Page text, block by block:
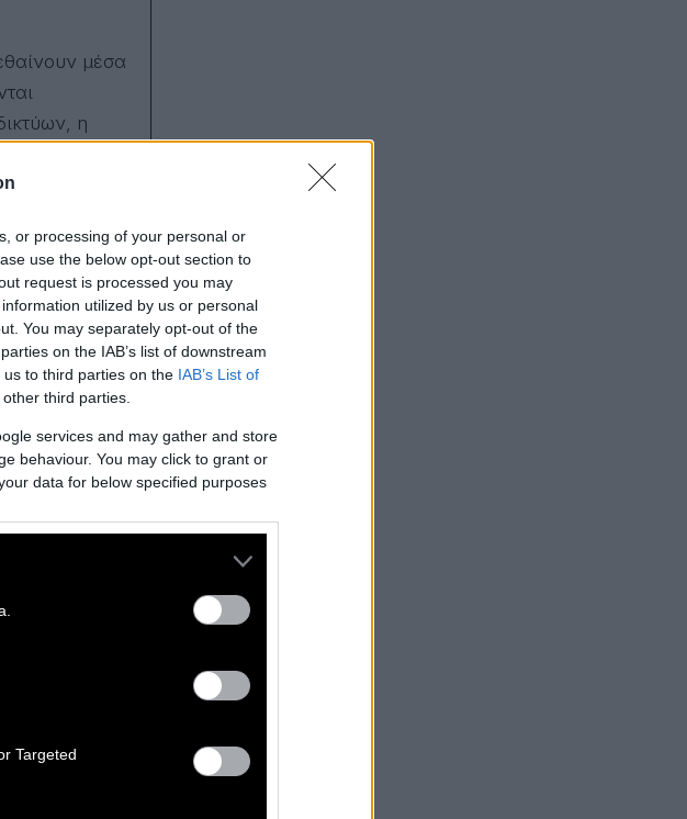
or processing of your personal or
use the below opt-out section to
request is processed you may
utilized by us or personal
You may separately opt-out of the
on the IAB’s list of downstream
to third parties on the IAB’s List of
third parties.
services and may gather and store
behaviour. You may click to grant or
data for below specified purposes
Targeted
μέσα
η
να
σε
και
τα πιο
μία